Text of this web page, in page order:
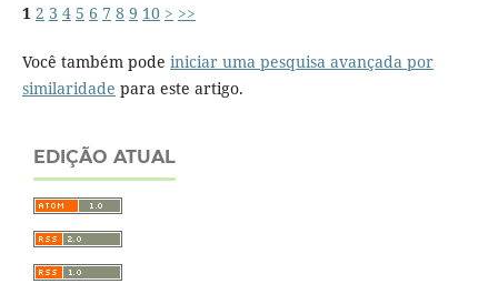
1 2 3 4 5 6 7 8 9 10 > >>
Você também pode iniciar uma pesquisa avançada por
similaridade para este artigo.
EDIÇÃO ATUAL